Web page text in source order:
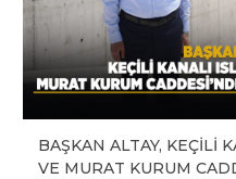
BAŞKAN ALTAY, KEÇİLİ
VE MURAT KURUM